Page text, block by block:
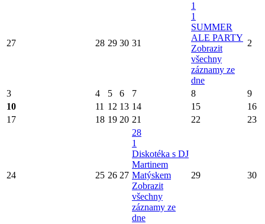
27 28 29 30 31
1
1
SUMMER
ALE PARTY
Zobrazit
všechny
záznamy ze
dne
2
3 4 5 6 7 8
9
10
11 12 13 14 15
16
17
18 19 20 21 22 23
24 25 26 27
28
1
Diskotéka s DJ
Martinem
Matýskem
Zobrazit
všechny
záznamy ze
dne
29 30